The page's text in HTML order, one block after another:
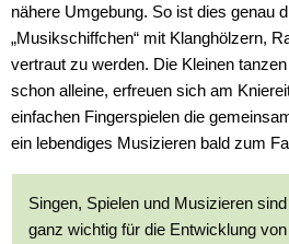
nähere Umgebung. So ist dies genau
„Musikschiffchen“ mit Klanghölzern,
vertraut zu werden. Die Kleinen
schon alleine, erfreuen sich am
einfachen Fingerspielen die
ein lebendiges Musizieren bald zum
Singen, Spielen und Musizieren
ganz wichtig für die Entwicklung